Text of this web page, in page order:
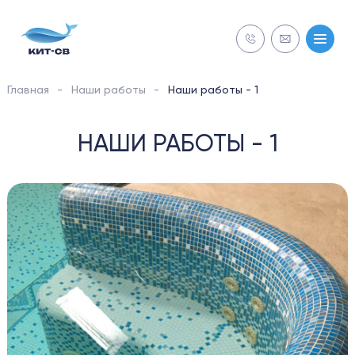
NECON
СТРОИТЕЛЬСТВО
ОБСЛУЖИВАНИЕ
РЕМОНТ
ОБОРУДОВАНИЕ
Главная Наши работы Наши работы - 1
НАШИ РАБОТЫ - 1
Бесплатная
диагностика
Бесплатная
диагностика